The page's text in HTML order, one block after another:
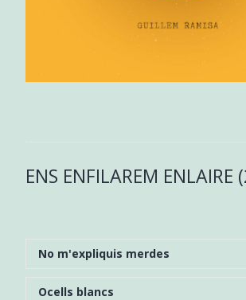
ENS ENFILAREM ENLAIRE
No m'expliquis merdes
Ocells blancs